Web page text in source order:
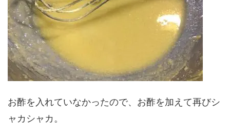
お酢を入れていなかったので、お酢を加えて再びシ
ャカシャカ。